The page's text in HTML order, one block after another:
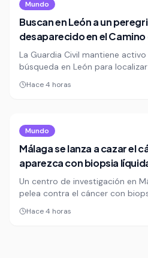
Mundo
Buscan en León a un
desaparecido en el
La Guardia Civil mantiene
búsqueda en León para
42 años desaparecido en el
esposa dio la alerta tras perder
Hace 4 horas
Mundo
Málaga se lanza a cazar el
aparezca con biopsia
Un centro de investigación en
pelea contra el cáncer con
artificial y medicina de
detectar tumores antes de que
Hace 4 horas